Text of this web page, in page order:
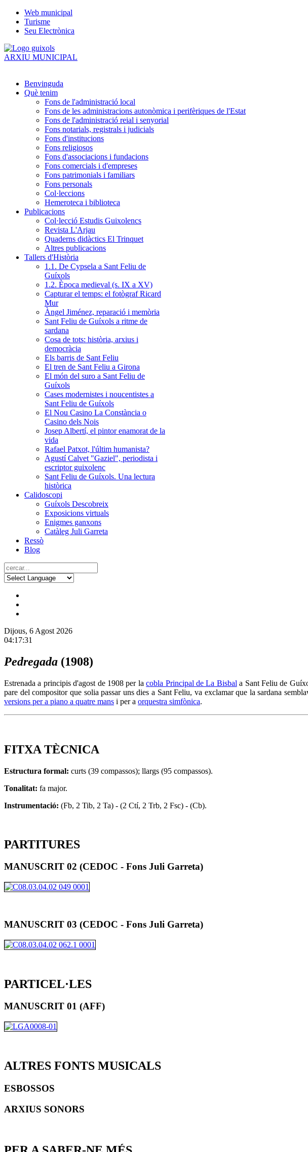
Web municipal
Turisme
Seu Electrònica
ARXIU MUNICIPAL
Benvinguda
Què tenim
Fons de l'administració local
Fons de les administracions autonòmica i perifèriques de l'Estat
Fons de l'administració reial i senyorial
Fons notarials, registrals i judicials
Fons d'institucions
Fons religiosos
Fons d'associacions i fundacions
Fons comercials i d'empreses
Fons patrimonials i familiars
Fons personals
Col·leccions
Hemeroteca i biblioteca
Publicacions
Col·lecció Estudis Guixolencs
Revista L'Arjau
Quaderns didàctics El Trinquet
Altres publicacions
Tallers d'Història
1.1. De Cypsela a Sant Feliu de
Guíxols
1.2. Època medieval (s. IX a XV)
Capturar el temps: el fotògraf Ricard
Mur
Àngel Jiménez, reparació i memòria
Sant Feliu de Guíxols a ritme de
sardana
Cosa de tots: història, arxius i
democràcia
Els barris de Sant Feliu
El tren de Sant Feliu a Girona
El món del suro a Sant Feliu de
Guíxols
Cases modernistes i noucentistes a
Sant Feliu de Guíxols
El Nou Casino La Constància o
Casino dels Nois
Josep Albertí, el pintor enamorat de la
vida
Rafael Patxot, l'últim humanista?
Agustí Calvet "Gaziel", periodista i
escriptor guixolenc
Sant Feliu de Guíxols. Una lectura
històrica
Calidoscopi
Guíxols Descobreix
Exposicions virtuals
Enigmes ganxons
Catàleg Juli Garreta
Ressò
Blog
Dijous, 6 Agost 2026
04:17:32
Pedregada (1908)
Estrenada a principis d'agost de 1908 per lacobla Principal de La Bisbal a Sant Feliu de
pare del compositor que solia passar uns dies a Sant Feliu, va exclamar que la sardana
versions per a piano a quatre mans i per a orquestra simfònica.
FITXA TÈCNICA
Estructura formal: curts (39 compassos); llargs (95 compassos).
Tonalitat: fa major.
Instrumentació: (Fb, 2 Tib, 2 Ta) - (2 Ctí, 2 Trb, 2 Fsc) - (Cb).
PARTITURES
MANUSCRIT 02 (CEDOC - Fons Juli Garreta)
MANUSCRIT 03 (CEDOC - Fons Juli Garreta)
PARTICEL·LES
MANUSCRIT 01 (AFF)
ALTRES FONTS MUSICALS
ESBOSSOS
ARXIUS SONORS